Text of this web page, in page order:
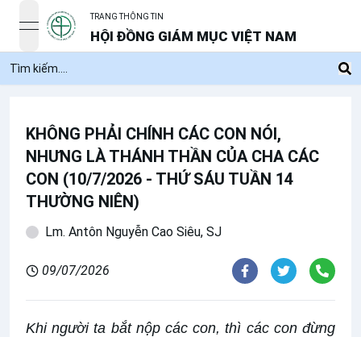
open navigation menu
TRANG THÔNG TIN
HỘI ĐỒNG GIÁM MỤC VIỆT NAM
KHÔNG PHẢI CHÍNH CÁC CON NÓI,
NHƯNG LÀ THÁNH THẦN CỦA CHA CÁC
CON (10/7/2026 - THỨ SÁU TUẦN 14
THƯỜNG NIÊN)
Lm. Antôn Nguyễn Cao Siêu, SJ
09/07/2026
Khi người ta bắt nộp các con, thì các con đừng